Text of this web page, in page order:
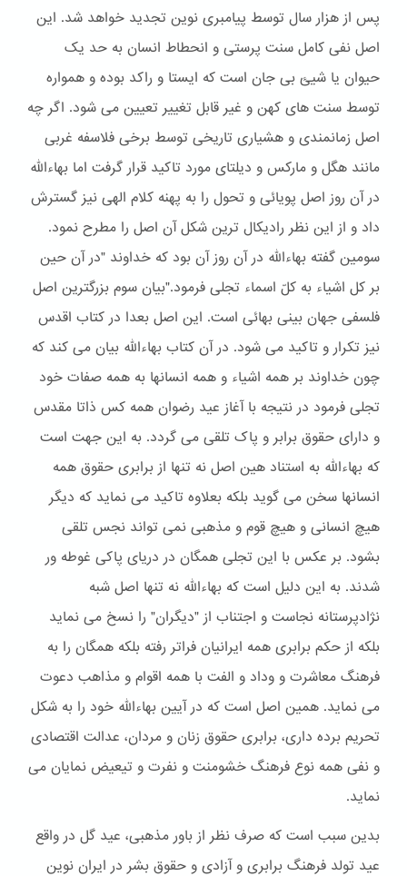
پس از هزار سال توسط پیامبری نوین تجدید خواهد شد. این
اصل نفی کامل سنت پرستی و انحطاط انسان به حد یک
حیوان یا شیئ بی جان است که ایستا و راکد بوده و همواره
توسط سنت های کهن و غیر قابل تغییر تعیین می شود. اگر چه
اصل زمانمندی و هشیاری تاریخی توسط برخی فلاسفه غربی
مانند هگل و مارکس و دیلتای مورد تاکید قرار گرفت اما بهاءالله
در آن روز اصل پویائی و تحول را به پهنه کلام الهی نیز گسترش
داد و از این نظر رادیکال ترین شکل آن اصل را مطرح نمود.
سومین گفته بهاءالله در آن روز آن بود که خداوند "در آن حین
بر کل اشیاء به کلّ اسماء تجلی فرمود."بیان سوم بزرگترین اصل
فلسفی جهان بینی بهائی است. این اصل بعدا در کتاب اقدس
نیز تکرار و تاکید می شود. در آن کتاب بهاءالله بیان می کند که
چون خداوند بر همه اشیاء و همه انسانها به همه صفات خود
تجلی فرمود در نتیجه با آغاز عید رضوان همه کس ذاتا مقدس
و دارای حقوق برابر و پاک تلقی می گردد. به این جهت است
که بهاءالله به استناد هین اصل نه تنها از برابری حقوق همه
انسانها سخن می گوید بلکه بعلاوه تاکید می نماید که دیگر
هیچ انسانی و هیچ قوم و مذهبی نمی تواند نجس تلقی
بشود. بر عکس با این تجلی همگان در دریای پاکی غوطه ور
شدند. به این دلیل است که بهاءالله نه تنها اصل شبه
نژادپرستانه نجاست و اجتناب از "دیگران" را نسخ می نماید
بلکه از حکم برابری همه ایرانیان فراتر رفته بلکه همگان را به
فرهنگ معاشرت و وداد و الفت با همه اقوام و مذاهب دعوت
می نماید. همین اصل است که در آیین بهاءالله خود را به شکل
تحریم برده داری، برابری حقوق زنان و مردان، عدالت اقتصادی
و نفی همه نوع فرهنگ خشومنت و نفرت و تیعیض نمایان می
نماید.
بدین سبب است که صرف نظر از باور مذهبی، عید گل در واقع
عید تولد فرهنگ برابری و آزادی و حقوق بشر در ایران نوین